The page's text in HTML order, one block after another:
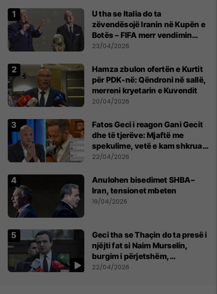
U tha se Italia do ta
zëvendësojë Iranin në Kupën e
Botës – FIFA merr vendimin
përfundimtar
23/04/2026
Hamza zbulon ofertën e Kurtit
për PDK-në: Qëndroni në sallë,
merreni kryetarin e Kuvendit
20/04/2026
Fatos Geci i reagon Gani Gecit
dhe të tjerëve: Mjaftë me
spekulime, vetë e kam shkruar
fjalimin në mënyrë spontane
22/04/2026
Anulohen bisedimet SHBA–
Iran, tensionet mbeten
19/04/2026
Geci tha se Thaçin do ta presë i
njëjti fat si Naim Murselin,
burgim i përjetshëm,
deklarohet Kurti
22/04/2026